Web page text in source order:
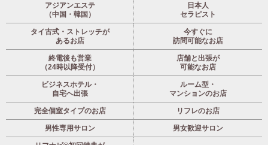
アジアンエステ
（中国・韓国）
日本人
セラピスト
タイ古式・ストレッチが
あるお店
今すぐに
訪問可能なお店
終電後も営業
（24時以降受付）
店舗と出張が
可能なお店
ビジネスホテル・
自宅へ出張
ルーム型・
マンションのお店
完全個室タイプのお店 リフレのお店
男性専用サロン 男女歓迎サロン